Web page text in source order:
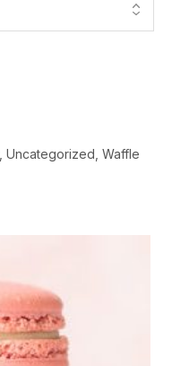
Uncategorized Waffle